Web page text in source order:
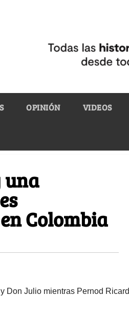
OPINIÓN VIDEOS
una
Colombia
Don Julio mientras Pernod Ricard